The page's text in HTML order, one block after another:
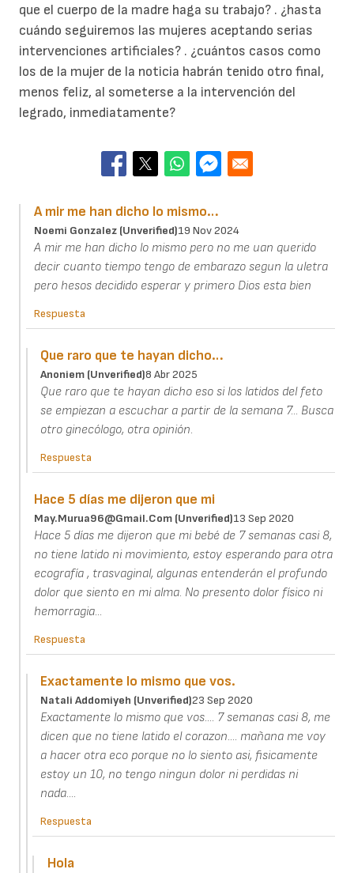
que el cuerpo de la madre haga su trabajo? . ¿hasta
cuándo seguiremos las mujeres aceptando serias
intervenciones artificiales? . ¿cuántos casos como
los de la mujer de la noticia habrán tenido otro final,
menos feliz, al someterse a la intervención del
legrado, inmediatamente?
A mir me han dicho lo mismo…
Noemi Gonzalez (unverified)19 Nov 2024
A mir me han dicho lo mismo pero no me uan querido
decir cuanto tiempo tengo de embarazo segun la uletra
pero hesos decidido esperar y primero Dios esta bien
Respuesta
Que raro que te hayan dicho…
Anoniem (unverified)8 Abr 2025
Que raro que te hayan dicho eso si los latidos del feto
se empiezan a escuchar a partir de la semana 7... Busca
otro ginecólogo, otra opinión.
Respuesta
Hace 5 días me dijeron que mi
May.murua96@gmail.com (unverified)13 Sep 2020
Hace 5 días me dijeron que mi bebé de 7 semanas casi 8,
no tiene latido ni movimiento, estoy esperando para otra
ecografía , trasvaginal, algunas entenderán el profundo
dolor que siento en mi alma. No presento dolor físico ni
hemorragia...
Respuesta
Exactamente lo mismo que vos.
Natali Addomiyeh (unverified)23 Sep 2020
Exactamente lo mismo que vos.... 7 semanas casi 8, me
dicen que no tiene latido el corazon.... mañana me voy
a hacer otra eco porque no lo siento asi, fisicamente
estoy un 10, no tengo ningun dolor ni perdidas ni
nada....
Respuesta
Hola